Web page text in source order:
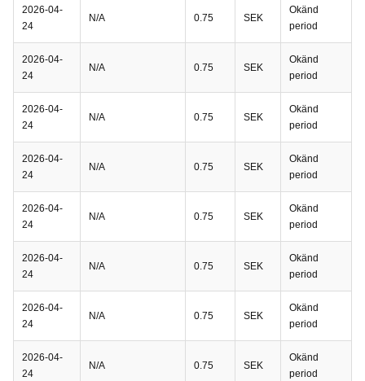
2026-04-
24
N/A 0.75 SEK
Okänd
period
2026-04-
24
N/A 0.75 SEK
Okänd
period
2026-04-
24
N/A 0.75 SEK
Okänd
period
2026-04-
24
N/A 0.75 SEK
Okänd
period
2026-04-
24
N/A 0.75 SEK
Okänd
period
2026-04-
24
N/A 0.75 SEK
Okänd
period
2026-04-
24
N/A 0.75 SEK
Okänd
period
2026-04-
24
N/A 0.75 SEK
Okänd
period